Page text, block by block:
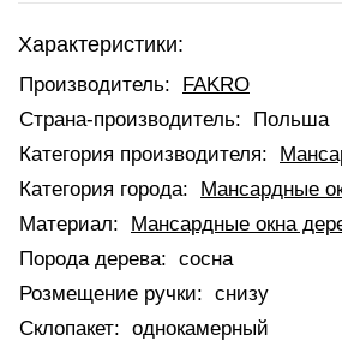
Характеристики:
Производитель:
FAKRO
Страна-производитель:
Польша
Категория производителя:
Категория города:
Мансардные
Материал:
Мансардные окна
Порода дерева: сосна
Розмещение ручки: снизу
Склопакет: однокамерный